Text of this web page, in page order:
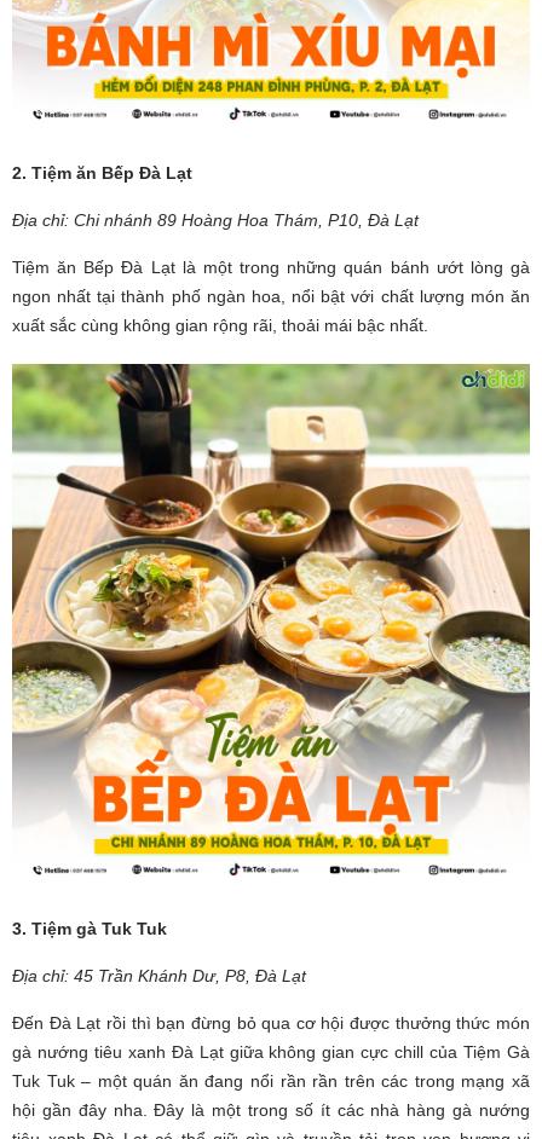
2. Tiệm ăn Bếp Đà Lạt
Địa chỉ: Chi nhánh 89 Hoàng Hoa Thám, P10, Đà Lạt
Tiệm ăn Bếp Đà Lạt là một trong những quán bánh ướt lòng gà
ngon nhất tại thành phố ngàn hoa, nổi bật với chất lượng món ăn
xuất sắc cùng không gian rộng rãi, thoải mái bậc nhất.
3. Tiệm gà Tuk Tuk
Địa chỉ: 45 Trần Khánh Dư, P8, Đà Lạt
Đến Đà Lạt rồi thì bạn đừng bỏ qua cơ hội được thưởng thức món
gà nướng tiêu xanh Đà Lạt giữa không gian cực chill của Tiệm Gà
Tuk Tuk – một quán ăn đang nổi rần rần trên các trong mạng xã
hội gần đây nha. Đây là một trong số ít các nhà hàng gà nướng